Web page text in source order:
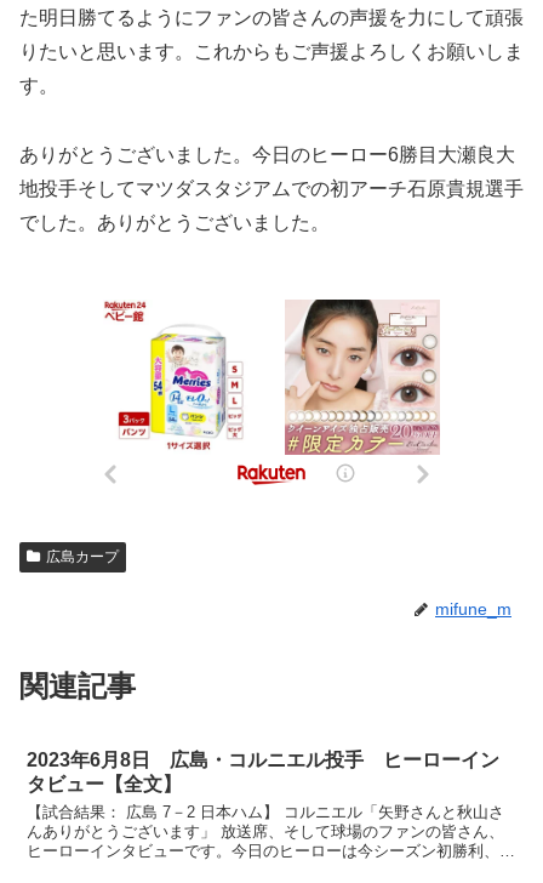
た明日勝てるようにファンの皆さんの声援を力にして頑張
りたいと思います。これからもご声援よろしくお願いしま
す。
ありがとうございました。今日のヒーロー6勝目大瀬良大
地投手そしてマツダスタジアムでの初アーチ石原貴規選手
でした。ありがとうございました。
広島カープ
mifune_m
関連記事
2023年6月8日 広島・コルニエル投手 ヒーローイン
タビュー【全文】
【試合結果： 広島 7－2 日本ハム】 コルニエル「矢野さんと秋山さ
んありがとうございます」 放送席、そして球場のファンの皆さん、
ヒーローインタビューです。今日のヒーローは今シーズン初勝利、そ